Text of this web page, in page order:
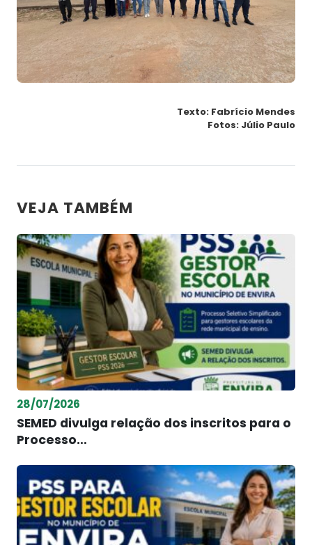
Texto: Fabrício Mendes
Fotos: Júlio Paulo
VEJA TAMBÉM
28/07/2026
SEMED divulga relação dos inscritos para o
Processo…